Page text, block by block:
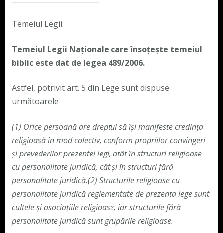
Temeiul Legii:
Temeiul Legii Naționale care însoțește temeiul
biblic este dat de legea 489/2006.
Astfel, potrivit art. 5 din Lege sunt dispuse
următoarele
(1) Orice persoană are dreptul să își manifeste credința
religioasă în mod colectiv, conform propriilor convingeri
și prevederilor prezentei legi, atât în structuri religioase
cu personalitate juridică, cât și în structuri fără
personalitate juridică.(2) Structurile religioase cu
personalitate juridică reglementate de prezenta lege sunt
cultele și asociațiile religioase, iar structurile fără
personalitate juridică sunt grupările religioase.